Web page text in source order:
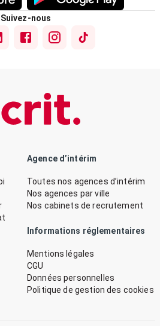
Suivez-nous
Agence d’intérim
Toutes nos agences d’intérim
Nos agences par ville
Nos cabinets de recrutement
Informations réglementaires
Mentions légales
CGU
Données personnelles
Politique de gestion des cookies